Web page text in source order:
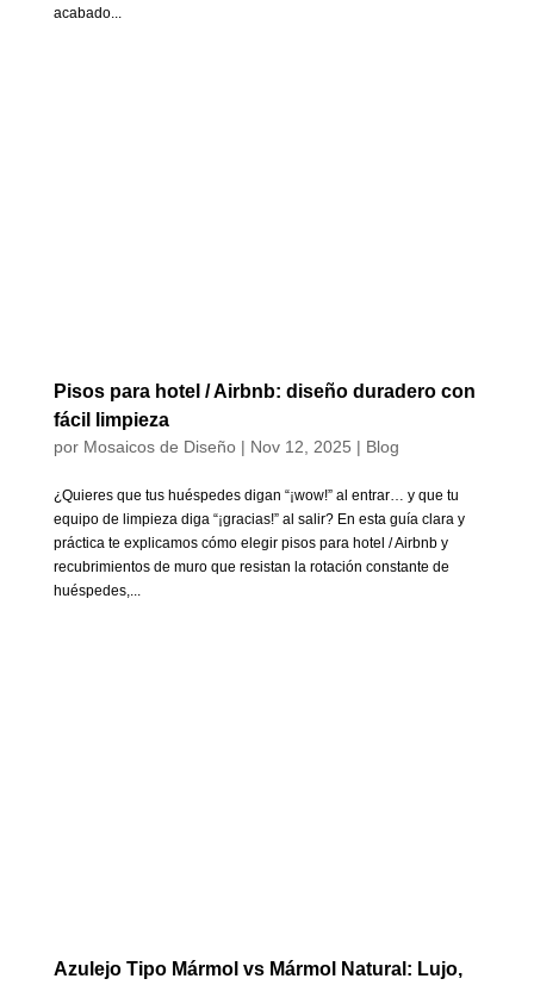
acabado...
Pisos para hotel / Airbnb: diseño duradero con
fácil limpieza
por Mosaicos de Diseño| Nov 12, 2025 | Blog
¿Quieres que tus huéspedes digan “¡wow!” al entrar… y que tu
equipo de limpieza diga “¡gracias!” al salir? En esta guía clara y
práctica te explicamos cómo elegir pisos para hotel / Airbnb y
recubrimientos de muro que resistan la rotación constante de
huéspedes,...
Azulejo Tipo Mármol vs Mármol Natural: Lujo,